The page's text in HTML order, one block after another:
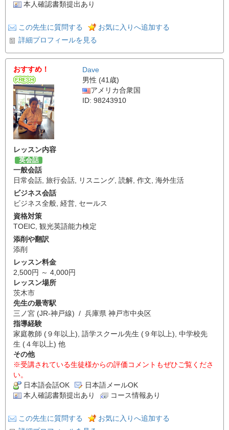
本人確認書類提出あり
この先生に質問する
お気に入りへ追加する
詳細プロフィールを見る
おすすめ！
Dave
男性 (41歳)
アメリカ合衆国
ID: 98243910
レッスン内容
英会話
一般会話
日常会話 旅行会話 リスニング 読解 作文 海外生活
ビジネス会話
ビジネス全般 経営 セールス
資格対策
TOEIC 観光英語能力検定
添削や翻訳
添削
レッスン料金
2,500円 ～ 4,000円
レッスン場所
茨木市
先生の最寄駅
三ノ宮 (JR-神戸線) / 兵庫県 神戸市中央区
指導経験
家庭教師 (９年以上), 語学スクール先生 (９年以上), 中学校先
生 (４年以上) 他
その他
※受講されている生徒様からの評価コメントもぜひご覧くださ
い。
日本語会話OK
日本語メールOK
本人確認書類提出あり
コース情報あり
この先生に質問する
お気に入りへ追加する